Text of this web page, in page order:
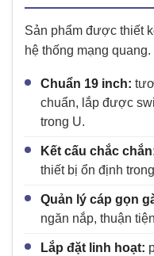
Sản phẩm được thiết
hệ thống mạng quang.
Chuẩn 19 inch:
chuẩn, lắp được
trong U.
Kết cấu chắc
thiết bị ổn định
Quản lý cáp gọn
ngăn nắp, thuận
Lắp đặt linh hoạt: